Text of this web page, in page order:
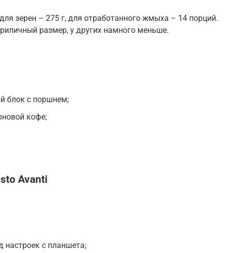
зерен – 275 г, для отработанного жмыха – 14 порций.
размер, у других намного меньше.
блок с поршнем;
кофе;
Avanti
с планшета;